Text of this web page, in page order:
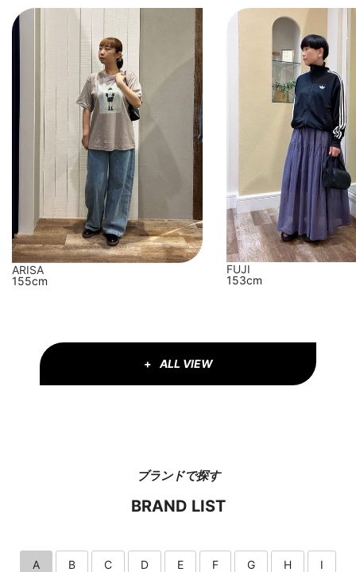
ARISA
155cm
FUJI
153cm
ALL VIEW
ブランドで探す
BRAND LIST
A B C D E F G H I